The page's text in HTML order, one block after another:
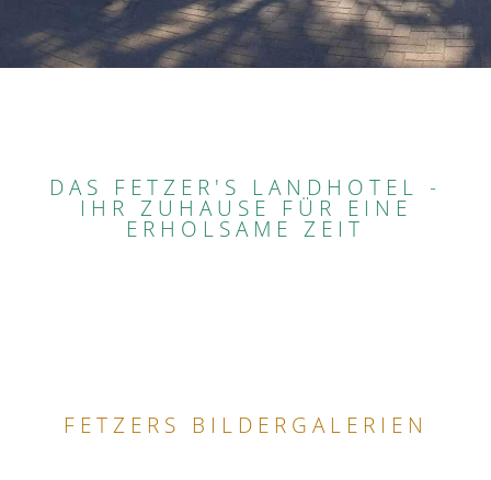
DAS FETZER'S LANDHOTEL -
IHR ZUHAUSE FÜR EINE
ERHOLSAME ZEIT
FETZERS BILDERGALERIEN